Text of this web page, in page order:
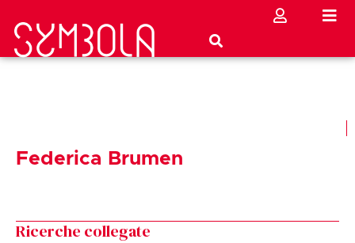
Federica Brumen
Ricerche collegate